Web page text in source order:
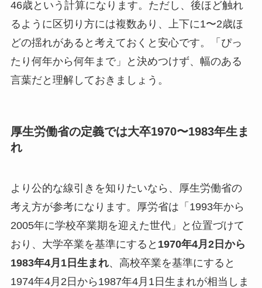
46歳という計算になります。ただし、後ほど触れ
るように区切り方には複数あり、上下に1〜2歳ほ
どの揺れがあると考えておくと安心です。「ぴっ
たり何年から何年まで」と決めつけず、幅のある
言葉だと理解しておきましょう。
厚生労働省の定義では大卒1970〜1983年生ま
れ
より公的な線引きを知りたいなら、厚生労働省の
考え方が参考になります。厚労省は「1993年から
2005年に学校卒業期を迎えた世代」と位置づけて
おり、大学卒業を基準にすると 1970年4月2日から
1983年4月1日生まれ、高校卒業を基準にすると
1974年4月2日から1987年4月1日生まれが相当しま